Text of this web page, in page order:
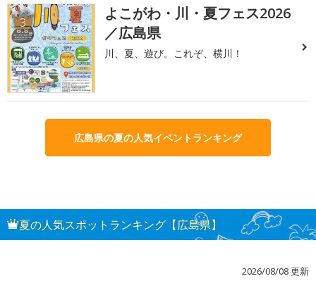
3
よこがわ・川・夏フェス2026
／広島県
川、夏、遊び。これぞ、横川！
広島県の夏の人気イベントランキング
夏の人気スポットランキング【広島県】
2026/08/08 更新